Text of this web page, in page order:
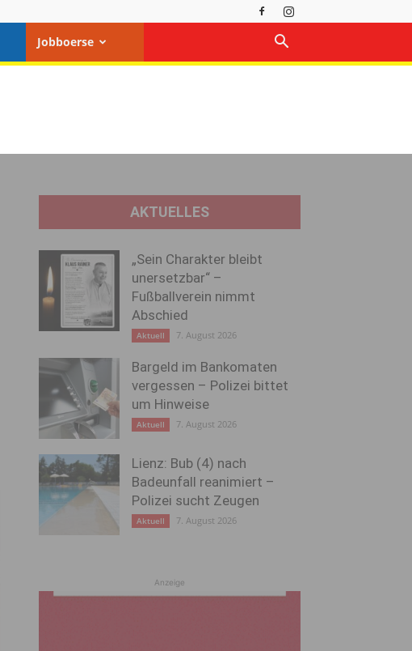
Jobboerse
AKTUELLES
„Sein Charakter bleibt
unersetzbar“ –
Fußballverein nimmt
Abschied
Aktuell 7. August 2026
Bargeld im Bankomaten
vergessen – Polizei bittet
um Hinweise
Aktuell 7. August 2026
Lienz: Bub (4) nach
Badeunfall reanimiert –
Polizei sucht Zeugen
Aktuell 7. August 2026
Anzeige